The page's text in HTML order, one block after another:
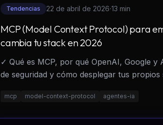
Tendencias 22 de abril de 2026·13 min
MCP (Model Context Protocol) para
cambia tu stack en 2026
✓ Qué es MCP, por qué OpenAI, Google
de seguridad y cómo desplegar tus propios
mcp model-context-protocol agentes-ia